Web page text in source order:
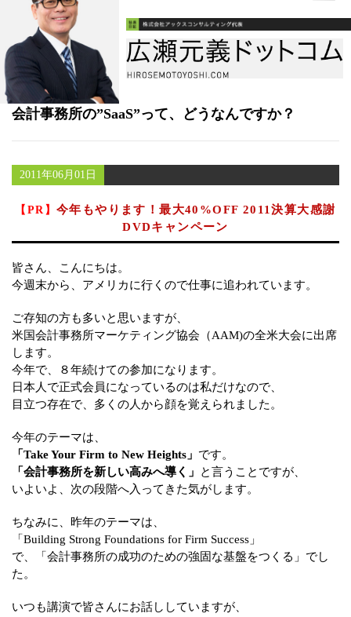
書籍
メールマガジン（無料）
講演・取材依頼
セミナー
会計事務所の”SaaS”って、どうなんですか？
2011年06月01日
【PR】今年もやります！最大40%OFF 2011決算大感謝
DVDキャンペーン
皆さん、こんにちは。
今週末から、アメリカに行くので仕事に追われています。
ご存知の方も多いと思いますが、
米国会計事務所マーケティング協会（AAM)の全米大会に出席
します。
今年で、８年続けての参加になります。
日本人で正式会員になっているのは私だけなので、
目立つ存在で、多くの人から顔を覚えられました。
今年のテーマは、
「Take Your Firm to New Heights」 です。
「会計事務所を新しい高みへ導く」
と言うことですが、
いよいよ、次の段階へ入ってきた気がします。
ちなみに、昨年のテーマは、
「Building Strong Foundations for Firm Success」
で、「会計事務所の成功のための強固な基盤をつくる」でし
た。
いつも講演で皆さんにお話ししていますが、